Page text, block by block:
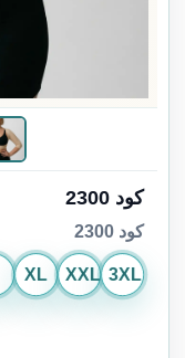
كود 2300
كود 2300
XL XXL 3XL